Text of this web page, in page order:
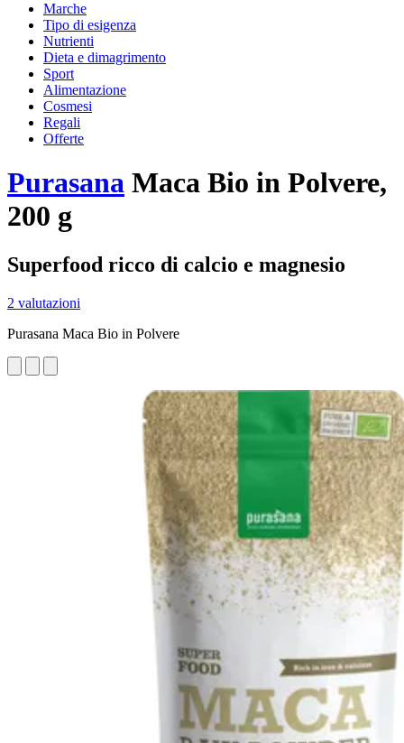
Marche
Tipo di esigenza
Nutrienti
Dieta e dimagrimento
Sport
Alimentazione
Cosmesi
Regali
Offerte
Purasana Maca Bio in Polvere,
200 g
Superfood ricco di calcio e magnesio
2 valutazioni
Purasana Maca Bio in Polvere